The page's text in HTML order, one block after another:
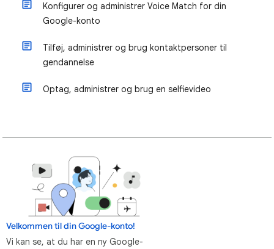
Konfigurer og administrer Voice Match for din
Google-konto
Tilføj, administrer og brug kontaktpersoner til
gendannelse
Optag, administrer og brug en selfievideo
Velkommen til din Google-konto!
Vi kan se, at du har en ny Google-